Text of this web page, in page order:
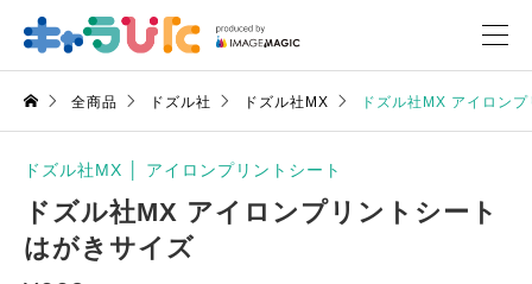
全商品 ドズル社 ドズル社MX ドズル社MX アイロン
ドズル社MX アイロンプリントシート
ドズル社MX アイロンプリントシート
はがきサイズ